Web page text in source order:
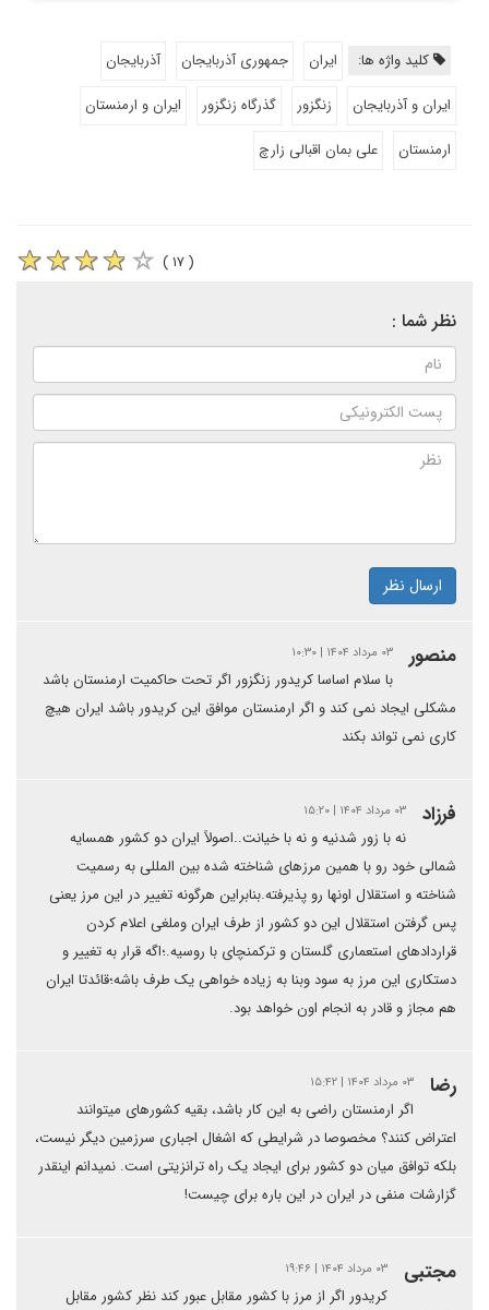
کلید واژه ها: ایران جمهوری آذربایجان
آذربایجان
ایران و آذربایجان
زنگزور گذرگاه زنگزور
ایران و ارمنستان
ارمنستان
علی بمان اقبالی زارچ
( ۱۷ )
نظر شما :
ارسال نظر
منصور ۰۳ مرداد ۱۴۰۴ | ۱۰:۳۰
با سلام اساسا کریدور زنگزور اگر تحت حاکمیت ارمنستان باشد
مشکلی ایجاد نمی کند و اگر ارمنستان موافق این کریدور باشد ایران هیچ
کاری نمی تواند بکند
فرزاد ۰۳ مرداد ۱۴۰۴ | ۱۵:۲۰
نه با زور شدنیه و نه با خیانت..اصولاً ایران دو کشور همسایه
شمالی خود رو با همین مرزهای شناخته شده بین المللی به رسمیت
شناخته و استقلال اونها رو پذیرفته.بنابراین هرگونه تغییر در این مرز یعنی
پس گرفتن استقلال این دو کشور از طرف ایران وملغی اعلام کردن
قراردادهای استعماری گلستان و ترکمنچای با روسیه.؛اگه قرار به تغییر و
دستکاری این مرز به سود وبنا به زیاده خواهی یک طرف باشه؛قائدتا ایران
هم مجاز و قادر به انجام اون خواهد بود.
رضا ۰۳ مرداد ۱۴۰۴ | ۱۵:۴۲
اگر ارمنستان راضی به این کار باشد، بقیه کشورهای میتوانند
اعتراض کنند؟ مخصوصا در شرایطی که اشغال اجباری سرزمین دیگر نیست،
بلکه توافق میان دو کشور برای ایجاد یک راه ترانزیتی است. نمیدانم اینقدر
گزارشات منفی در ایران در این باره برای چیست!
مجتبی ۰۳ مرداد ۱۴۰۴ | ۱۹:۴۶
کریدور اگر از مرز با کشور مقابل عبور کند نظر کشور مقابل